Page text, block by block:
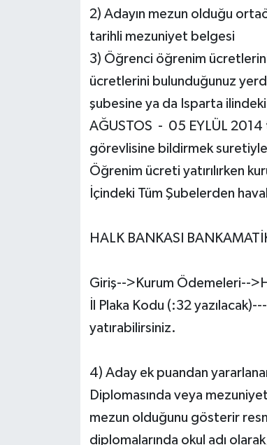
2) Adayın mezun olduğu
tarihli mezuniyet belgesi
3) Öğrenci öğrenim
ücretlerini bulunduğunuz
şubesine ya da Isparta
AĞUSTOS - 05 EYLÜL 2014
görevlisine bildirmek
Öğrenim ücreti yatırılırken
İçindeki Tüm Şubelerden
HALK BANKASI
Giriş-->Kurum Ödemeleri--
İl Plaka Kodu (:32
yatırabilirsiniz.
4) Aday ek puandan
Diplomasında veya
mezun olduğunu gösterir
diplomalarında okul adı
Tarihi Yapılarımız
Teknoloji